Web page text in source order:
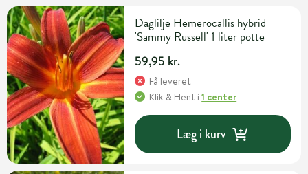
Daglilje Hemerocallis hybrid
'Sammy Russell' 1 liter potte
59,95 kr.
Få leveret
Klik & Hent i1 center
Læg i kurv